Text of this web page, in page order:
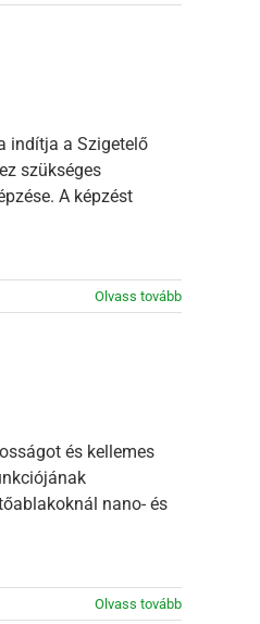
indítja a Szigetelő
szükséges
A képzést
Olvass tovább
és kellemes
nano- és
Olvass tovább